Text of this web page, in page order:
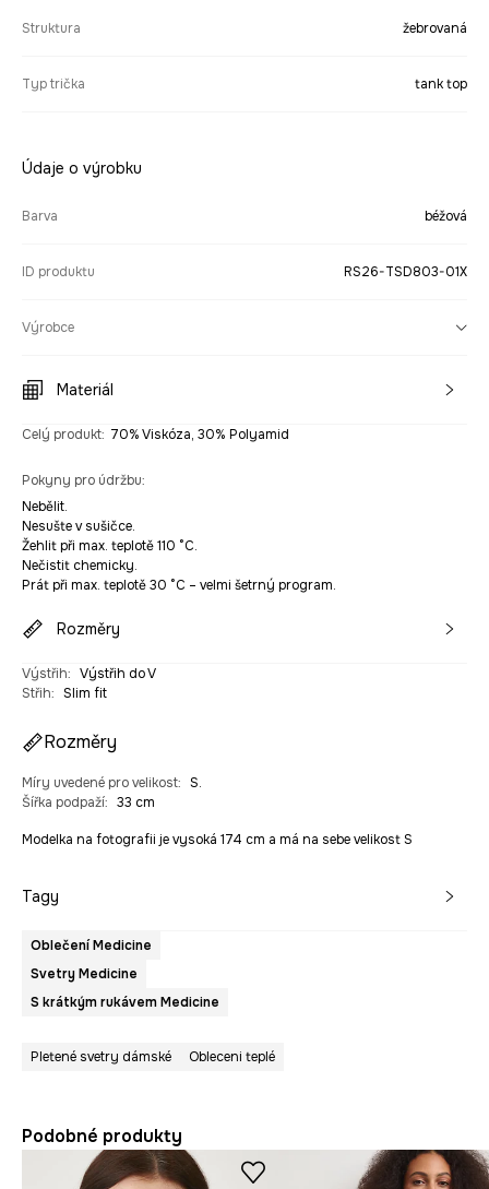
Struktura žebrovaná
Typ trička tank top
Údaje o výrobku
Barva béžová
ID produktu RS26-TSD803-01X
Výrobce
Materiál
Celý produkt: 70% Viskóza, 30% Polyamid
Pokyny pro údržbu:
Nebělit.
Nesušte v sušičce.
Žehlit při max. teplotě 110 °C.
Nečistit chemicky.
Prát při max. teplotě 30 °C – velmi šetrný program.
Rozměry
Výstřih: Výstřih do V
Střih: Slim fit
Rozměry
Míry uvedené pro velikost: S.
Šířka podpaží: 33 cm
Modelka na fotografii je vysoká 174 cm a má na sebe velikost S
Tagy
Oblečení Medicine
Svetry Medicine
S krátkým rukávem Medicine
Pletené svetry dámské Obleceni teplé
Podobné produkty